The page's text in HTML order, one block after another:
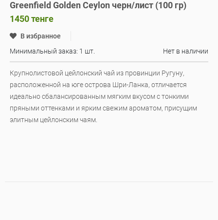
Greenfield Golden Ceylon черн/лист (100 гр)
1450тенге
В избранное
Минимальный заказ: 1 шт.
Нет в наличии
Крупнолистовой цейлонский чай из провинции Ругуну,
расположенной на юге острова Шри-Ланка, отличается
идеально сбалансированным мягким вкусом с тонкими
пряными оттенками и ярким свежим ароматом, присущим
элитным цейлонским чаям.